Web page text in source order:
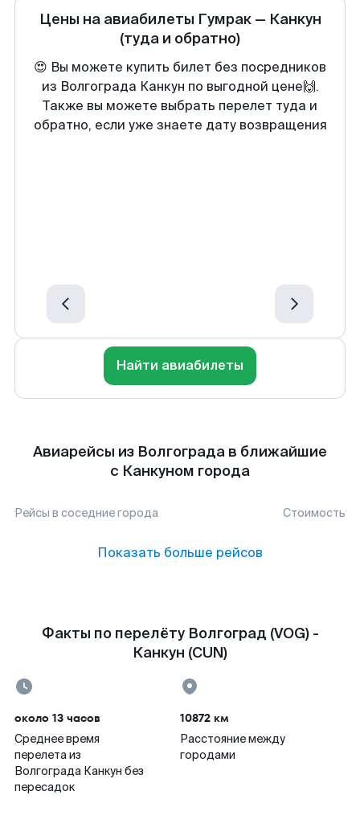
Цены на авиабилеты Гумрак— Канкун
(туда и обратно)
😍 Вы можете купить билет без посредников
из Волгограда Канкун по выгодной цене🙌.
Также вы можете выбрать перелет туда и
обратно, если уже знаете дату возвращения
Найти авиабилеты
Авиарейсы из Волгограда в ближайшие
с Канкуном города
Рейсы в соседние города Стоимость
Показать больше рейсов
Факты по перелёту Волгоград (VOG) -
Канкун (CUN)
около 13 часов
Среднее время
перелета из
Волгограда Канкун без
пересадок
10872 км
Расстояние между
городами